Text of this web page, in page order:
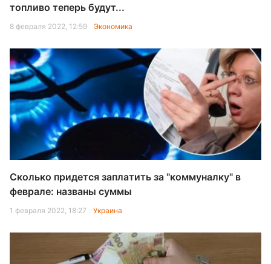
топливо теперь будут...
8 февраля 2022, 12:59 Экономика
Сколько придется заплатить за "коммуналку" в
феврале: названы суммы
1 февраля 2022, 18:27 Украина